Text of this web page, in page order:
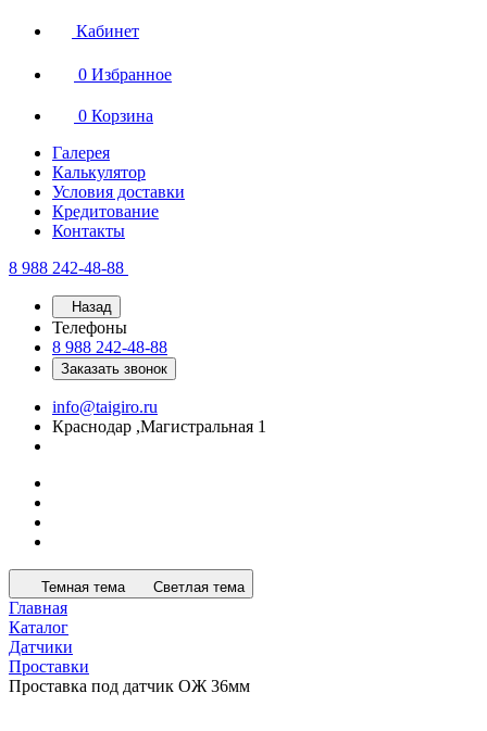
Кабинет
0 Избранное
0 Корзина
Галерея
Калькулятор
Условия доставки
Кредитование
Контакты
8 988 242-48-88
Назад
Телефоны
8 988 242-48-88
Заказать звонок
info@taigiro.ru
Краснодар ,Магистральная 1
Темная тема Светлая тема
Главная
Каталог
Датчики
Проставки
Проставка под датчик ОЖ 36мм